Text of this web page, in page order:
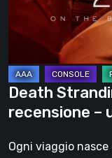
recensione
–
un
viaggio
oltre
il
Death
recensione –
Ogni viaggio